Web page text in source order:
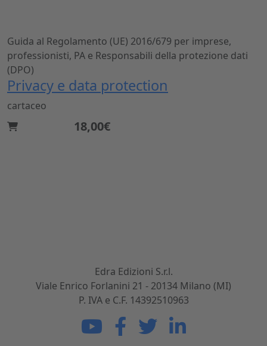
Guida al Regolamento (UE) 2016/679 per imprese,
professionisti, PA e Responsabili della protezione dati
(DPO)
Privacy e data protection
cartaceo
18,00€
Edra Edizioni S.r.l.
Viale Enrico Forlanini 21 - 20134 Milano (MI)
P. IVA e C.F. 14392510963